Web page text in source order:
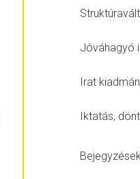
Jóváhagyó
Irat
Iktatás,